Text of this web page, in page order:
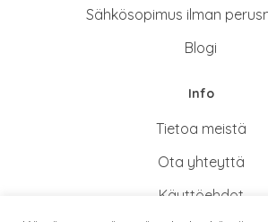
Sähkösopimus ilman
Blogi
Info
Tietoa meistä
Ota yhteyttä
Käyttöehdot